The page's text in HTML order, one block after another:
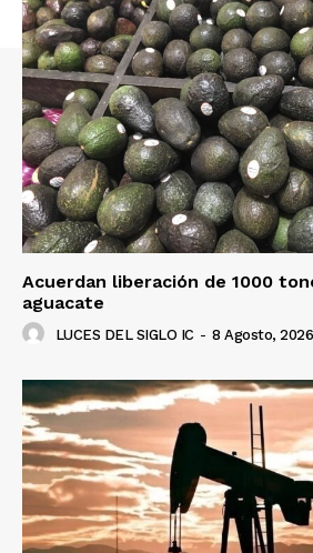
Acuerdan liberación de 1000
aguacate
LUCES DEL SIGLO IC - 8 Agosto, 2026